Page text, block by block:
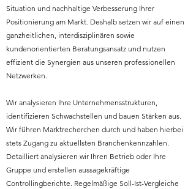
Situation und nachhaltige Verbesserung Ihrer
Positionierung am Markt. Deshalb setzen wir auf einen
ganzheitlichen, interdisziplinären sowie
kundenorientierten Beratungsansatz und nutzen
effizient die Synergien aus unseren professionellen
Netzwerken.
Wir analysieren Ihre Unternehmensstrukturen,
identifizieren Schwachstellen und bauen Stärken aus.
Wir führen Marktrecherchen durch und haben hierbei
stets Zugang zu aktuellsten Branchenkennzahlen.
Detailliert analysieren wir Ihren Betrieb oder Ihre
Gruppe und erstellen aussagekräftige
Controllingberichte. Regelmäßige Soll-Ist-Vergleiche